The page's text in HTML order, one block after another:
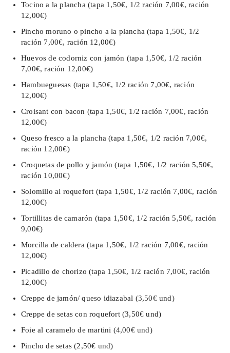
Tocino a la plancha (tapa 1,50€, 1/2 ración 7,00€, ración
12,00€)
Pincho moruno o pincho a la plancha (tapa 1,50€, 1/2
ración 7,00€, ración 12,00€)
Huevos de codorniz con jamón (tapa 1,50€, 1/2 ración
7,00€, ración 12,00€)
Hambueguesas (tapa 1,50€, 1/2 ración 7,00€, ración
12,00€)
Croisant con bacon (tapa 1,50€, 1/2 ración 7,00€, ración
12,00€)
Queso fresco a la plancha (tapa 1,50€, 1/2 ración 7,00€,
ración 12,00€)
Croquetas de pollo y jamón (tapa 1,50€, 1/2 ración 5,50€,
ración 10,00€)
Solomillo al roquefort (tapa 1,50€, 1/2 ración 7,00€, ración
12,00€)
Tortillitas de camarón (tapa 1,50€, 1/2 ración 5,50€, ración
9,00€)
Morcilla de caldera (tapa 1,50€, 1/2 ración 7,00€, ración
12,00€)
Picadillo de chorizo (tapa 1,50€, 1/2 ración 7,00€, ración
12,00€)
Creppe de jamón/ queso idiazabal (3,50€ und)
Creppe de setas con roquefort (3,50€ und)
Foie al caramelo de martini (4,00€ und)
Pincho de setas (2,50€ und)